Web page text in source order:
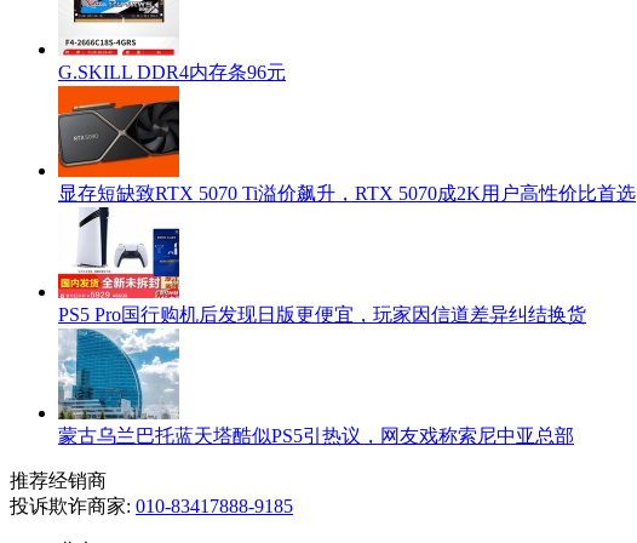
G.SKILL DDR4内存条96元
显存短缺致RTX 5070 Ti溢价飙升，RTX 5070成2K用户高性价比首选
PS5 Pro国行购机后发现日版更便宜，玩家因信道差异纠结换货
蒙古乌兰巴托蓝天塔酷似PS5引热议，网友戏称索尼中亚总部
推荐经销商
投诉欺诈商家: 010-83417888-9185